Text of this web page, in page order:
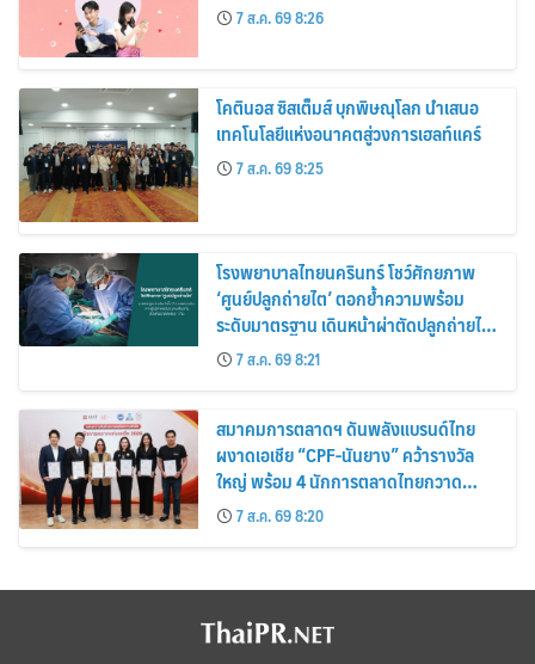
7 ส.ค. 69 8:26
โคตินอส ซิสเต็มส์ บุกพิษณุโลก นำเสนอ
เทคโนโลยีแห่งอนาคตสู่วงการเฮลท์แคร์
7 ส.ค. 69 8:25
โรงพยาบาลไทยนครินทร์ โชว์ศักยภาพ
‘ศูนย์ปลูกถ่ายไต’ ตอกย้ำความพร้อม
ระดับมาตรฐาน เดินหน้าผ่าตัดปลูกถ่ายไต
สำเร็จ 2 รายพร้อมกัน จากผู้บริจาคอวัยวะ
รายเดียวกัน
7 ส.ค. 69 8:21
สมาคมการตลาดฯ ดันพลังแบรนด์ไทย
ผงาดเอเชีย “CPF-นันยาง” คว้ารางวัล
ใหญ่ พร้อม 4 นักการตลาดไทยกวาด
รางวัลบุคคลเวที AMF AMEA & YWN
2026
7 ส.ค. 69 8:20